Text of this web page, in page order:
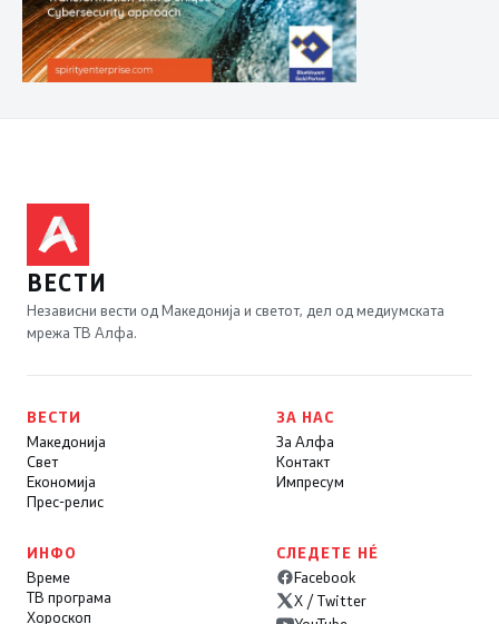
ВЕСТИ
Независни вести од Македонија и светот, дел од медиумската
мрежа ТВ Алфа.
ВЕСТИ
Македонија
Свет
Економија
Прес-релис
ЗА НАС
За Алфа
Контакт
Импресум
ИНФО
Време
ТВ програма
Хороскоп
СЛЕДЕТЕ НÉ
Facebook
X / Twitter